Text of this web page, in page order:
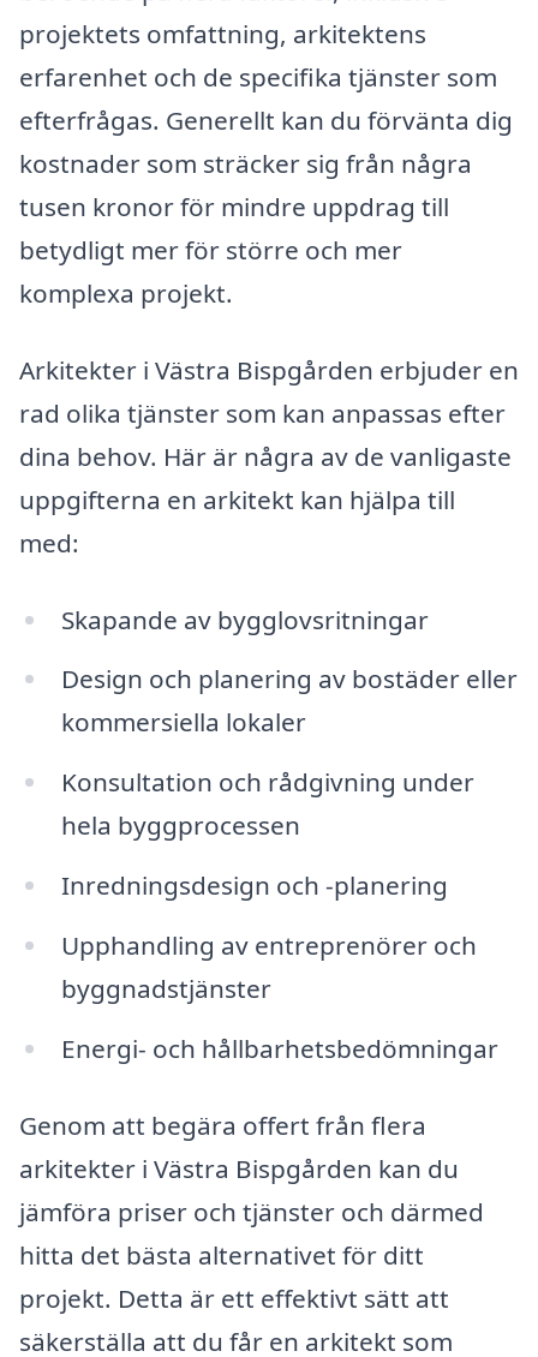
projektets omfattning, arkitektens
erfarenhet och de specifika tjänster som
efterfrågas. Generellt kan du förvänta dig
kostnader som sträcker sig från några
tusen kronor för mindre uppdrag till
betydligt mer för större och mer
komplexa projekt.
Arkitekter i Västra Bispgården erbjuder en
rad olika tjänster som kan anpassas efter
dina behov. Här är några av de vanligaste
uppgifterna en arkitekt kan hjälpa till
med:
Skapande av bygglovsritningar
Design och planering av bostäder eller
kommersiella lokaler
Konsultation och rådgivning under
hela byggprocessen
Inredningsdesign och -planering
Upphandling av entreprenörer och
byggnadstjänster
Energi- och hållbarhetsbedömningar
Genom att begära offert från flera
arkitekter i Västra Bispgården kan du
jämföra priser och tjänster och därmed
hitta det bästa alternativet för ditt
projekt. Detta är ett effektivt sätt att
säkerställa att du får en arkitekt som